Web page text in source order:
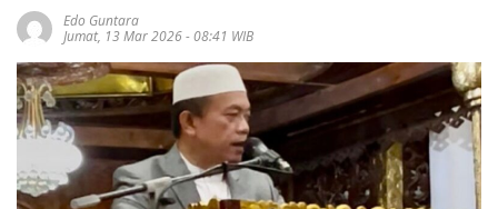
Edo Guntara
Jumat, 13 Mar 2026 - 08:41 WIB